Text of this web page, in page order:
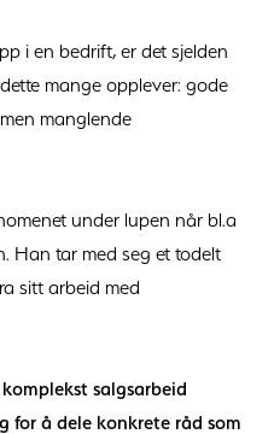
i en bedrift, er det sjelden
mange opplever: gode
manglende
under lupen når bl.a
Han tar med seg et todelt
sitt arbeid med
salgsarbeid
for å dele konkrete råd som